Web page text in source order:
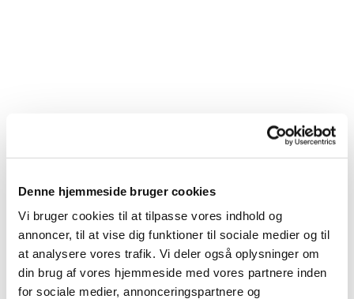
Denne hjemmeside bruger cookies
Vi bruger cookies til at tilpasse vores indhold og
annoncer, til at vise dig funktioner til sociale medier og til
at analysere vores trafik. Vi deler også oplysninger om
din brug af vores hjemmeside med vores partnere inden
for sociale medier, annonceringspartnere og